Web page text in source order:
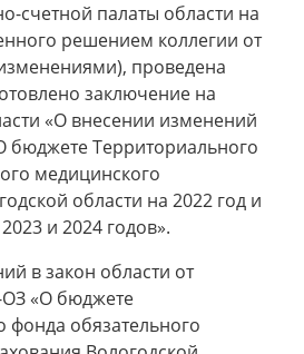
счетной палаты области на
решением коллегии от
проведена
заключение на
«О внесении изменений
бюджете Территориального
медицинского
области на 2022 год и
и 2024 годов».
в закон области от
«О бюджете
фонда обязательного